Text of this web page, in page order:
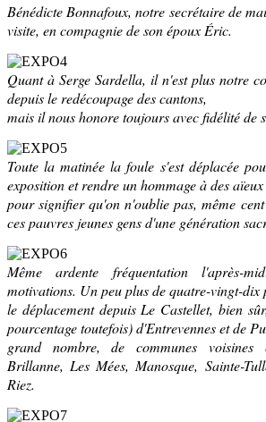
Bénédicte Bonnafoux, notre secrétaire de
visite, en compagnie de son époux Éric.
Quant à Serge Sardella, il n'est plus notre
depuis le redécoupage des cantons,
mais il nous honore toujours avec fidélité de
Toute la matinée la foule s'est déplacée
exposition et rendre un hommage à des
pour signifier qu'on n'oublie pas, même
ces pauvres jeunes gens d'une génération
Même ardente fréquentation l'après-
motivations. Un peu plus de quatre-vingt-dix
le déplacement depuis Le Castellet, bien
pourcentage toutefois) d'Entrevennes et de
grand nombre, de communes
Brillanne, Les Mées, Manosque, Sainte-
Riez.